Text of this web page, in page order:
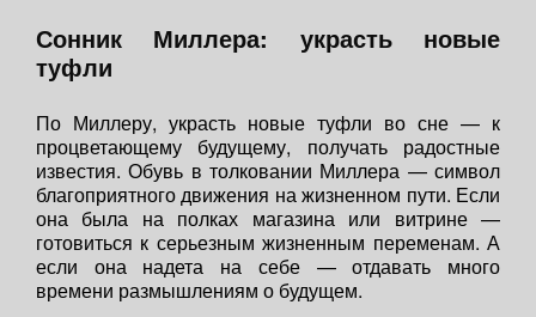
Сонник Миллера: украсть новые
туфли
По Миллеру, украсть новые туфли во сне — к
процветающему будущему, получать радостные
известия. Обувь в толковании Миллера — символ
благоприятного движения на жизненном пути. Если
она была на полках магазина или витрине —
готовиться к серьезным жизненным переменам. А
если она надета на себе — отдавать много
времени размышлениям о будущем.